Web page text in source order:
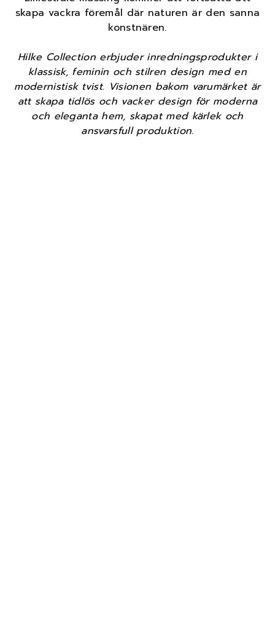
skapa vackra föremål där naturen är den sanna
konstnären.
Hilke Collection erbjuder inredningsprodukter i
klassisk, feminin och stilren design med en
modernistisk tvist. Visionen bakom varumärket är
att skapa tidlös och vacker design för moderna
och eleganta hem, skapat med kärlek och
ansvarsfull produktion.